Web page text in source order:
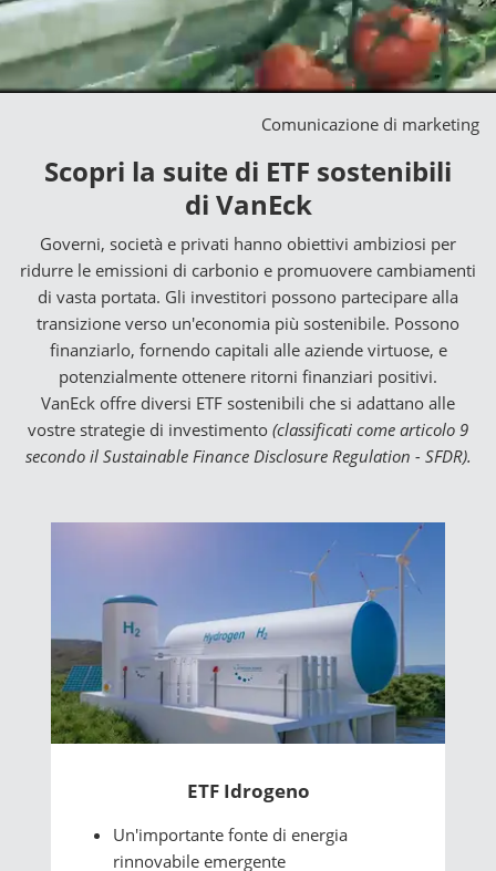
Comunicazione di marketing
Scopri la suite di ETF sostenibili
di VanEck
Governi, società e privati hanno obiettivi ambiziosi per
ridurre le emissioni di carbonio e promuovere cambiamenti
di vasta portata. Gli investitori possono partecipare alla
transizione verso un'economia più sostenibile. Possono
finanziarlo, fornendo capitali alle aziende virtuose, e
potenzialmente ottenere ritorni finanziari positivi.
VanEck offre diversi ETF sostenibili che si adattano alle
vostre strategie di investimento (classificati come articolo 9
secondo il Sustainable Finance Disclosure Regulation - SFDR).
ETF Idrogeno
Un'importante fonte di energia
rinnovabile emergente